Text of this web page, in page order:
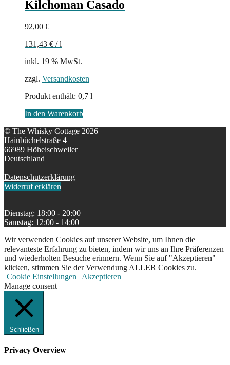
Kilchoman Casado
92,00 €
131,43 € /l
inkl. 19 % MwSt.
zzgl. Versandkosten
Produkt enthält: 0,7 l
In den Warenkorb
© The Whisky Cottage 2026
Hainbüchelstraße 4
66989 Höheischweiler
Deutschland
Datenschutzerklärung
Widerruf erklären
Dienstag: 18:00 - 20:00
Samstag: 12:00 - 14:00
Wir verwenden Cookies auf unserer Website, um Ihnen die
relevanteste Erfahrung zu bieten, indem wir uns an Ihre Präferenzen
und wiederholten Besuche erinnern. Wenn Sie auf "Akzeptieren"
klicken, stimmen Sie der Verwendung ALLER Cookies zu.
Cookie Einstellungen
Akzeptieren
Manage consent
Schließen
Privacy Overview